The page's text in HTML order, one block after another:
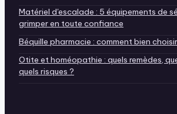
Matériel d'escalade : 5 équipements de
grimper en toute confiance
Béquille pharmacie : comment bien
Otite et homéopathie : quels remèdes,
quels risques ?